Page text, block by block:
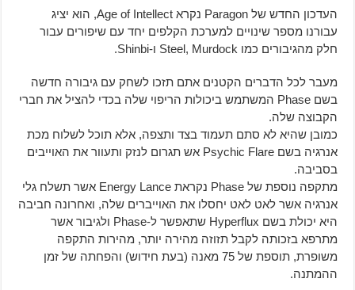
העדכון החדש של Paragon נקרא Age of Intellect, הוא יציג
עבורנו מספר שינויים למערכת הקלפים יחד עם שיפורים עבור
חלק מהגיבורים כמו Steel, Murdock ו-Shinbi.
מעבר לכל הדברים הקטנים אתם תזכו לשחק עם גיבורה חדשה
בשם Phase המשתמש ביכולות הריפוי שלה בכדי להציל את חברי
הקבוצה שלה.
כמובן שהיא לא סתם תעמוד בצד ותצפה, אלא תוכל לשלוח מכת
אנרגיה בשם Psychic Flare אש תגרום לנזק ותעוור את האוייבים
בסביבה.
מתקפה נוספת של Phase נקראת Energy Lance אשר תשלח גלי
אנרגיה אשר לאט לאט יחסלו את האוייברים שלה, ואחרונה חביבה
היא יכולת בשם Hyperflux שתאפשר ל-Phase ולגיבור אשר
מתרפא בזכותה לקבל תזוזה מהירה יותר, מהירות התקפה
משופרת, תוספת של 75 מאנה (בעת חידוש) והפחתה של זמן
ההמתנה.